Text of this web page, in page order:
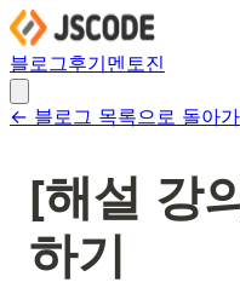
블로그후기멘토진
← 블로그 목록으로 돌아
[해설 강
하기